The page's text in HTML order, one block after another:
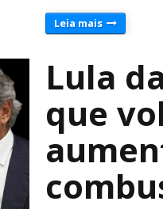
Leia mais
Lula
que